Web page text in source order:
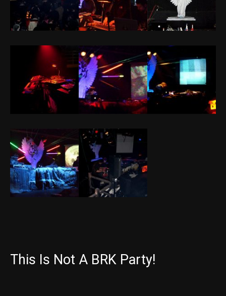
This Is Not A BRK Party!